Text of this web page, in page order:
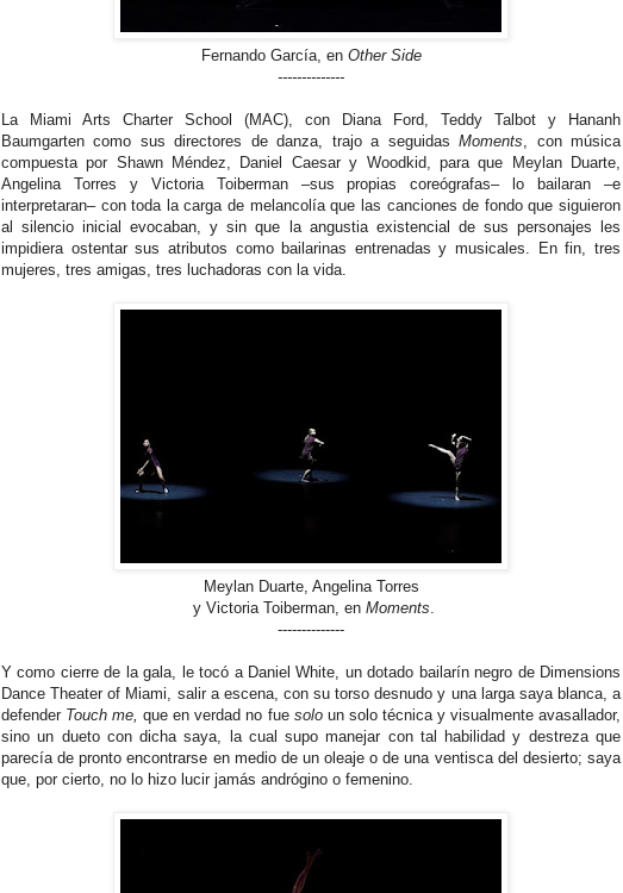
Fernando García, enOther Side
--------------
La Miami Arts Charter School (MAC), con Diana Ford, Teddy Talbot y Hananh
Baumgarten como sus directores de danza, trajo a seguidasMoments, con música
compuesta por Shawn Méndez, Daniel Caesar y Woodkid, para que Meylan Duarte,
Angelina Torres y Victoria Toiberman –sus propias coreógrafas– lo bailaran –e
interpretaran– con toda la carga de melancolía que las canciones de fondo que siguieron
al silencio inicial evocaban, y sin que la angustia existencial de sus personajes les
impidiera ostentar sus atributos como bailarinas entrenadas y musicales. En fin, tres
mujeres, tres amigas, tres luchadoras con la vida.
Meylan Duarte, Angelina Torres
y Victoria Toiberman, en Moments.
--------------
Y como cierre de la gala, le tocó a Daniel White, un dotado bailarín negro de Dimensions
Dance Theater of Miami, salir a escena, con su torso desnudo y una larga saya blanca, a
defender Touch me, que en verdad no fue soloun solo técnica y visualmente avasallador,
sino un dueto con dicha saya, la cual supo manejar con tal habilidad y destreza que
parecía de pronto encontrarse en medio de un oleaje o de una ventisca del desierto; saya
que, por cierto, no lo hizo lucir jamás andrógino o femenino.